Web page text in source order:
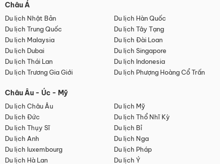
Châu Á
Du lịch Nhật Bản
Du lịch Hàn Quốc
Du lịch Trung Quốc
Du lịch Tây Tạng
Du lịch Malaysia
Du lịch Đài Loan
Du lịch Dubai
Du lịch Singapore
Du lịch Thái Lan
Du lịch Indonesia
Du lịch Trương Gia Giới
Du lịch Phượng Hoàng Cổ Trấn
Châu Âu - Úc - Mỹ
Du lịch Châu Âu
Du lịch Mỹ
Du lịch Đức
Du lịch Thổ Nhĩ Kỳ
Du lịch Thụy Sĩ
Du lịch Bỉ
Du lịch Anh
Du lịch Nga
Du lịch luxembourg
Du lịch Pháp
Du lịch Hà Lan
Du lịch Ý